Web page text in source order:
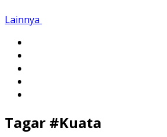
Lainnya
Tagar #Kuata